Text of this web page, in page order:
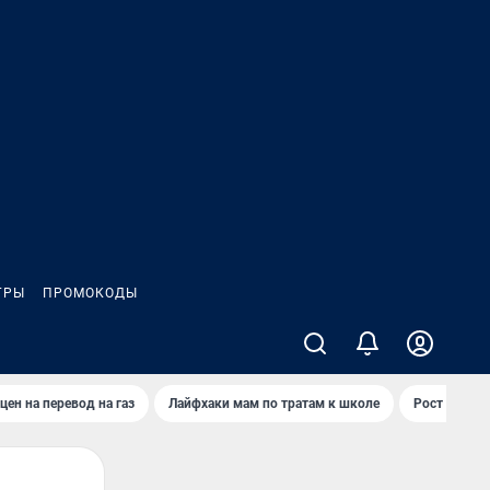
ПРОМОКОДЫ
на перевод на газ Лайфхаки мам по тратам к школе Рост цен на